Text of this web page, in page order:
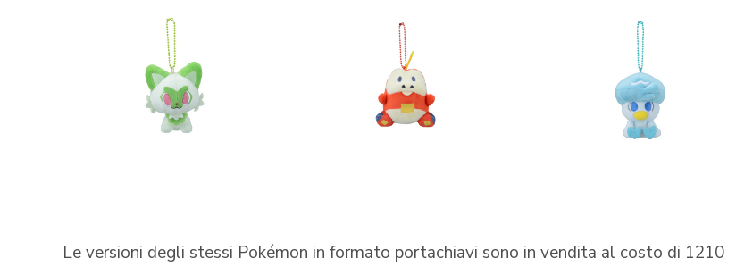
Le versioni degli stessi Pokémon in formato portachiavi sono in vendita al costo di 1210